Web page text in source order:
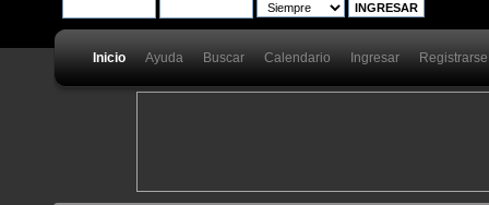
Inicio Ayuda Buscar Calendario Ingresar Registrarse